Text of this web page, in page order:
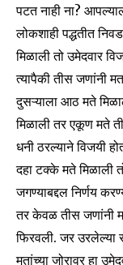
I've read and
6,300
Fans
पटत नाही ना?
लोकशाही पद्धतीत
मिळाली तो उमेदवार
त्यापैकी तीस जणांनी
दुसऱ्याला आठ मते
मिळाली तर एकूण मते
धनी ठरल्याने विजयी
दहा टक्के मते मिळाली
जगण्याबद्दल निर्णय
तर केवळ तीस जणांनी
फिरवली. जर
मतांच्या जोरावर हा